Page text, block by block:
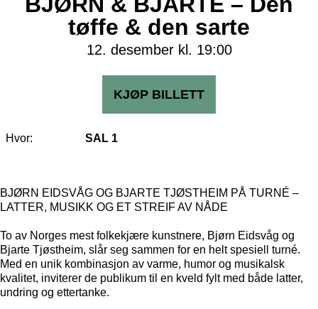
tøffe & den sarte
12. desember kl. 19:00
KJØP BILLETT
Hvor: SAL 1
BJØRN EIDSVÅG OG BJARTE TJØSTHEIM PÅ TURNÉ –
LATTER, MUSIKK OG ET STREIF AV NÅDE
To av Norges mest folkekjære kunstnere, Bjørn Eidsvåg og
Bjarte Tjøstheim, slår seg sammen for en helt spesiell turné.
Med en unik kombinasjon av varme, humor og musikalsk
kvalitet, inviterer de publikum til en kveld fylt med både latter,
undring og ettertanke.